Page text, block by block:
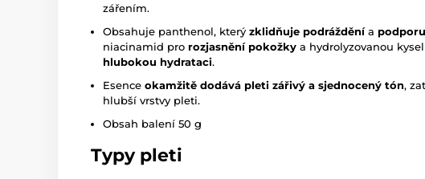
zářením.
Obsahuje panthenol, který zklidňuje podrážděnía
niacinamid pro rozjasnění pokožky a hydrolyzovanou
hlubokou hydrataci.
Esence okamžitě dodává pleti zářivý a sjednocený tón,
hlubší vrstvy pleti.
Obsah balení 50 g
Typy pleti